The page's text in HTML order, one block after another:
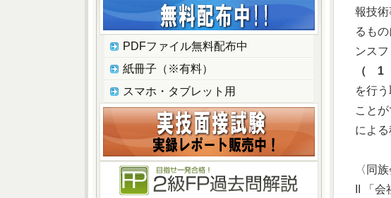
報技
るも
ンス
（ 1
を行
こと
によ
〈同族
II 「
PDFファイル無料配布中
紙冊子（※有料）
スマホ・タブレット用